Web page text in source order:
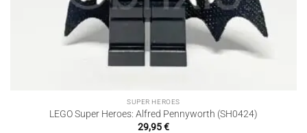
SUPER HEROES
LEGO Super Heroes: Alfred Pennyworth (SH0424)
29,95€